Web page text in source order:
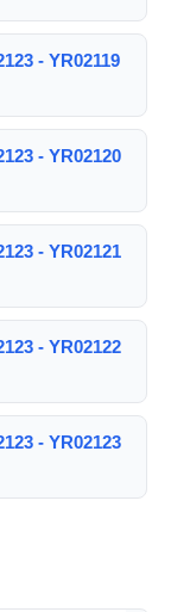
- YR02119
- YR02120
- YR02121
- YR02122
- YR02123